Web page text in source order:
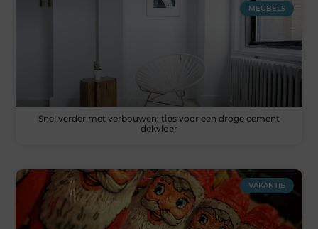
MEUBELS
Snel verder met verbouwen: tips voor een droge cement
dekvloer
VAKANTIE